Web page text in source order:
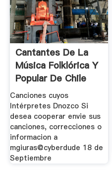
Cantantes De La
Música Folklórica Y
Popular De Chile
Canciones cuyos
Intérpretes Dnozco Si
desea cooperar envie sus
canciones, correcciones o
informacion a
mgiuras@cyberdude 18 de
Septiembre